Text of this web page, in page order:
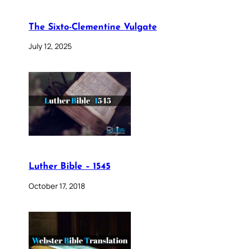
The Sixto-Clementine Vulgate
July 12, 2025
Luther Bible – 1545
October 17, 2018